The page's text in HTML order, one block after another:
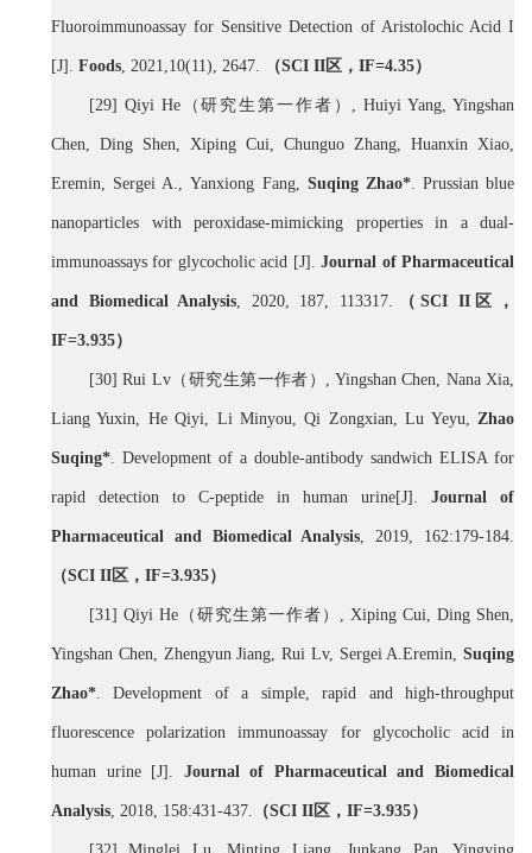
Fluoroimmunoassay for Sensitive Detection of Aristolochic Acid I
[J]. Foods, 2021,10(11), 2647. （SCI II区， IF=4.35）
[29] Qiyi He（研究生第一作者） , Huiyi Yang, Yingshan
Chen, Ding Shen, Xiping Cui, Chunguo Zhang, Huanxin Xiao,
Eremin, Sergei A., Yanxiong Fang, Suqing Zhao*. Prussian blue
nanoparticles with peroxidase-mimicking properties in a dual-
immunoassays for glycocholic acid [J].Journal of Pharmaceutical
and Biomedical Analysis, 2020, 187, 113317. （SCI II区，
IF=3.935）
[30] Rui Lv（研究生第一作者） , Yingshan Chen, Nana Xia,
Liang Yuxin, He Qiyi, Li Minyou, Qi Zongxian, Lu Yeyu, Zhao
Suqing*. Development of a double-antibody sandwich ELISA for
rapid detection to C-peptide in human urine[J]. Journal of
Pharmaceutical and Biomedical Analysis, 2019, 162:179-184.
（SCI II区， IF=3.935）
[31] Qiyi He （研究生第一作者） , Xiping Cui, Ding Shen,
Yingshan Chen, Zhengyun Jiang, Rui Lv, Sergei A.Eremin, Suqing
Zhao*. Development of a simple, rapid and high-throughput
fluorescence polarization immunoassay for glycocholic acid in
human urine [J]. Journal of Pharmaceutical and Biomedical
Analysis, 2018, 158:431-437. （SCI II区， IF=3.935）